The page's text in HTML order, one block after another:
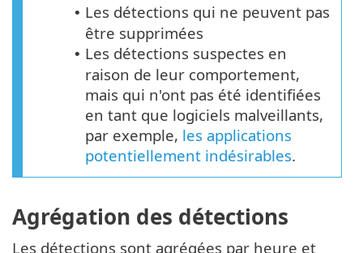
• Les détections qui ne peuvent pas
être supprimées
• Les détections suspectes en
raison de leur comportement,
mais qui n'ont pas été identifiées
en tant que logiciels malveillants,
par exemple, les applications
potentiellement indésirables.
Agrégation des détections
Les détections sont agrégées par heure et